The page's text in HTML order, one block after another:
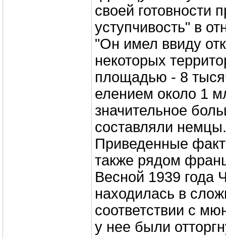
своей готовности
уступчивость" в
"Он имел ввиду
некоторых
площадью - 8
елением около 1
значительное
составляли
Приведенные
также рядом
Весной 1939 года
находилась в
соответствии с
у нее были